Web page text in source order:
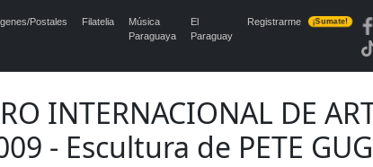
Postales Filatelia
Música
Paraguaya
El
Paraguay
Registrarme ¡Sumate!
INTERNACIONAL DE
- Escultura de PETE